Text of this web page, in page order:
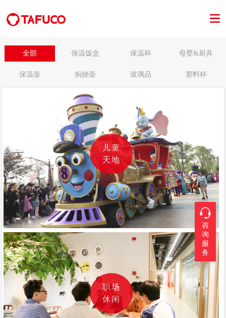
全部 保温饭盒 保温杯 母婴&厨具
保温壶 焖烧壶 玻璃品 塑料杯
儿童
天地
职场
休闲
咨
询
服
务